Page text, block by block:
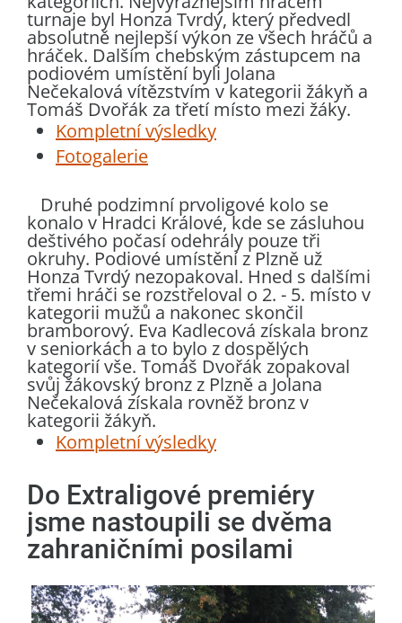
turnaje byl Honza Tvrdý, který předvedl
absolutně nejlepší výkon ze všech hráčů a
hráček. Dalším chebským zástupcem na
podiovém umístění byli Jolana
Nečekalová vítězstvím v kategorii žákyň a
Tomáš Dvořák za třetí místo mezi žáky.
Kompletní výsledky
Fotogalerie
Druhé podzimní prvoligové kolo se
konalo v Hradci Králové, kde se zásluhou
deštivého počasí odehrály pouze tři
okruhy. Podiové umístění z Plzně už
Honza Tvrdý nezopakoval. Hned s dalšími
třemi hráči se rozstřeloval o 2. - 5. místo v
kategorii mužů a nakonec skončil
bramborový. Eva Kadlecová získala bronz
v seniorkách a to bylo z dospělých
kategorií vše. Tomáš Dvořák zopakoval
svůj žákovský bronz z Plzně a Jolana
Nečekalová získala rovněž bronz v
kategorii žákyň.
Kompletní výsledky
Do Extraligové premiéry
jsme nastoupili se dvěma
zahraničními posilami